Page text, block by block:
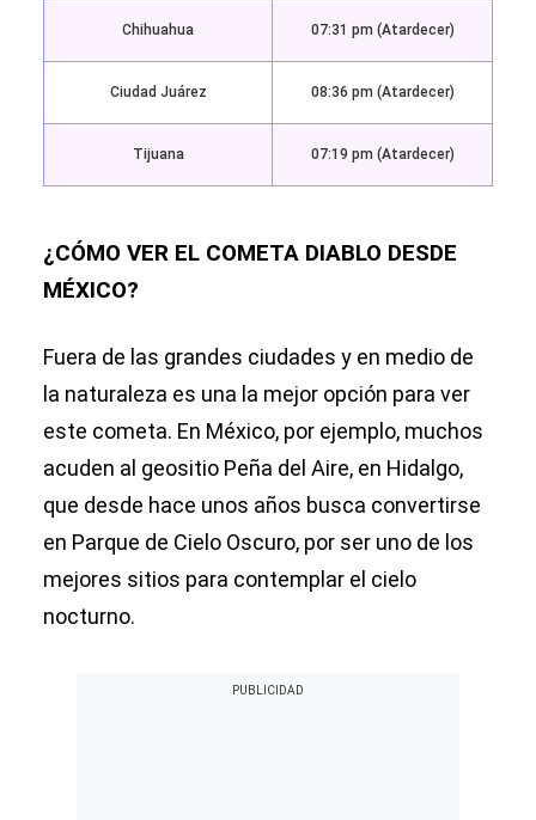
Chihuahua 07:31 pm (Atardecer)
Ciudad Juárez 08:36 pm (Atardecer)
Tijuana 07:19 pm (Atardecer)
¿CÓMO VER EL COMETA DIABLO DESDE
MÉXICO?
Fuera de las grandes ciudades y en medio de
la naturaleza es una la mejor opción para ver
este cometa. En México, por ejemplo, muchos
acuden al geositio Peña del Aire, en Hidalgo,
que desde hace unos años busca convertirse
en Parque de Cielo Oscuro, por ser uno de los
mejores sitios para contemplar el cielo
nocturno.